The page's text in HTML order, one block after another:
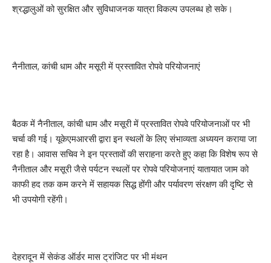
श्रद्धालुओं को सुरक्षित और सुविधाजनक यात्रा विकल्प उपलब्ध हो सके।
नैनीताल, कांची धाम और मसूरी में प्रस्तावित रोपवे परियोजनाएं
बैठक में नैनीताल, कांची धाम और मसूरी में प्रस्तावित रोपवे परियोजनाओं पर भी
चर्चा की गई। यूकेएमआरसी द्वारा इन स्थलों के लिए संभाव्यता अध्ययन कराया जा
रहा है। आवास सचिव ने इन प्रस्तावों की सराहना करते हुए कहा कि विशेष रूप से
नैनीताल और मसूरी जैसे पर्यटन स्थलों पर रोपवे परियोजनाएं यातायात जाम को
काफी हद तक कम करने में सहायक सिद्ध होंगी और पर्यावरण संरक्षण की दृष्टि से
भी उपयोगी रहेंगी।
देहरादून में सेकंड ऑर्डर मास ट्रांजिट पर भी मंथन